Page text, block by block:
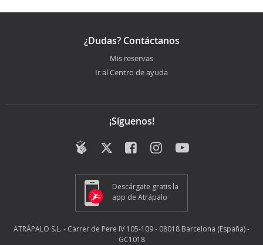
¿Dudas? Contáctanos
Mis reservas
Ir al Centro de ayuda
¡Síguenos!
Descárgate gratis la
app de Atrápalo
ATRÁPALO S.L. - Carrer de Pere IV 105-109 - 08018 Barcelona (España) -
GC1018